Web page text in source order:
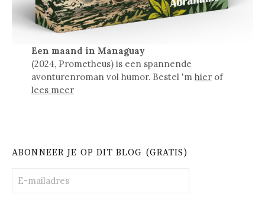
Een maand in Managuay
(2024, Prometheus) is een spannende
avonturenroman vol humor. Bestel 'm hierof
lees meer
ABONNEER JE OP DIT BLOG (GRATIS)
mailadres